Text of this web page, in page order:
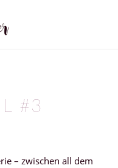
#3
– zwischen all dem